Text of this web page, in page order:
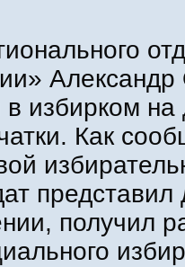
Александр
избирком на
Как
представил
получил